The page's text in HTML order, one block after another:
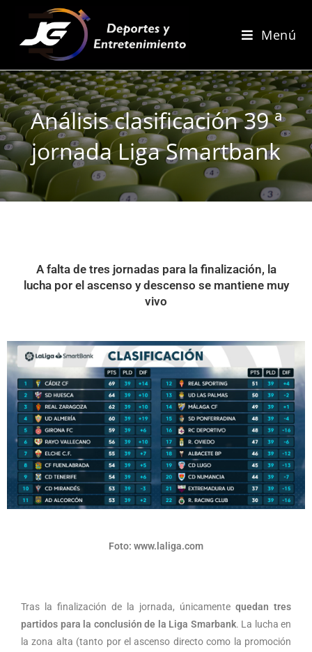
Menú
Análisis clasificación 39 ª
jornada Liga Smartbank
A falta de tres jornadas para la finalización, la
lucha por el ascenso y descenso se mantiene muy
vivo
Foto: www.laliga.com
Tras la finalización de la jornada, únicamente quedan tres
partidos para la conclusión de la Liga Smarbank. La lucha en
la zona alta (tanto por el ascenso directo como la promoción